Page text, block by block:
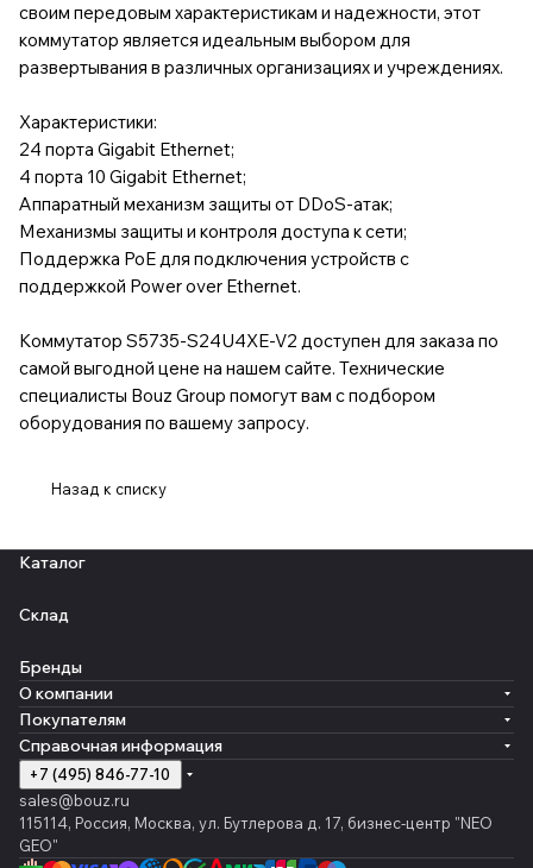
своим передовым характеристикам и надежности, этот
коммутатор является идеальным выбором для
развертывания в различных организациях и учреждениях.
Характеристики:
24 порта Gigabit Ethernet;
4 порта 10 Gigabit Ethernet;
Аппаратный механизм защиты от DDoS-атак;
Механизмы защиты и контроля доступа к сети;
Поддержка PoE для подключения устройств с
поддержкой Power over Ethernet.
Коммутатор S5735-S24U4XE-V2 доступен для заказа по
самой выгодной цене на нашем сайте. Технические
специалисты Bouz Group помогут вам с подбором
оборудования по вашему запросу.
Назад к списку
Каталог
Склад
Бренды
О компании
Покупателям
Справочная информация
+7 (495) 846-77-10
sales@bouz.ru
115114, Россия, Москва, ул. Бутлерова д. 17, бизнес-центр "NEO
GEO"